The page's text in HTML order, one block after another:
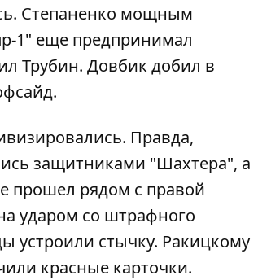
Степаненко мощным
1" еще предпринимал
Трубин. Довбик добил в
Правда,
защитниками "Шахтера", а
прошел рядом с правой
ударом со штрафного
устроили стычку. Ракицкому
красные карточки.